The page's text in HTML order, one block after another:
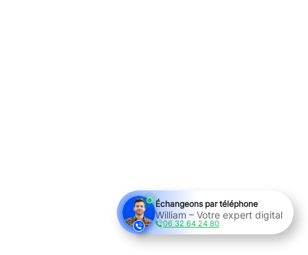
Échangeons par téléphone
William – Votre expert digital
06 32 64 24 80